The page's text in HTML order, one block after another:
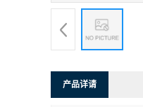
产品详请